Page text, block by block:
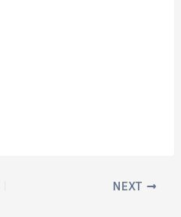
NEXT